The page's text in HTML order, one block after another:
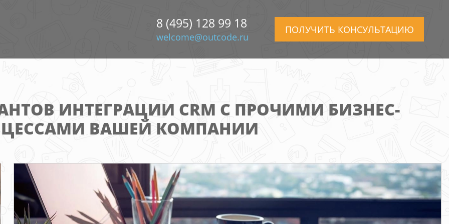
8 (495) 128 99 18
welcome@outcode.ru
ПОЛУЧИТЬ КОНСУЛЬТАЦИЮ
ИНТЕГРАЦИИ CRM С ПРОЧИМИ БИЗНЕС-
ВАШЕЙ КОМПАНИИ